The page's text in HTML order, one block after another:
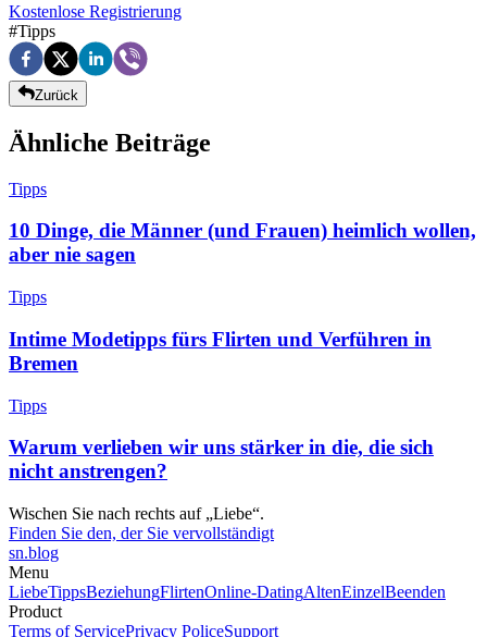
Kostenlose Registrierung
#Tipps
Zurück
Ähnliche Beiträge
Tipps
10 Dinge, die Männer (und Frauen) heimlich wollen,
aber nie sagen
Tipps
Intime Modetipps fürs Flirten und Verführen in
Bremen
Tipps
Warum verlieben wir uns stärker in die, die sich
nicht anstrengen?
Wischen Sie nach rechts auf „Liebe“.
Finden Sie den, der Sie vervollständigt
sn.blog
Menu
LiebeTippsBeziehungFlirtenOnline-DatingAltenEinzelBeenden
Product
Terms of ServicePrivacy PoliceSupport